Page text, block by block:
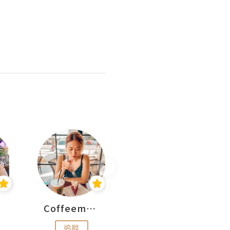
Coffeemeetjojo
追蹤